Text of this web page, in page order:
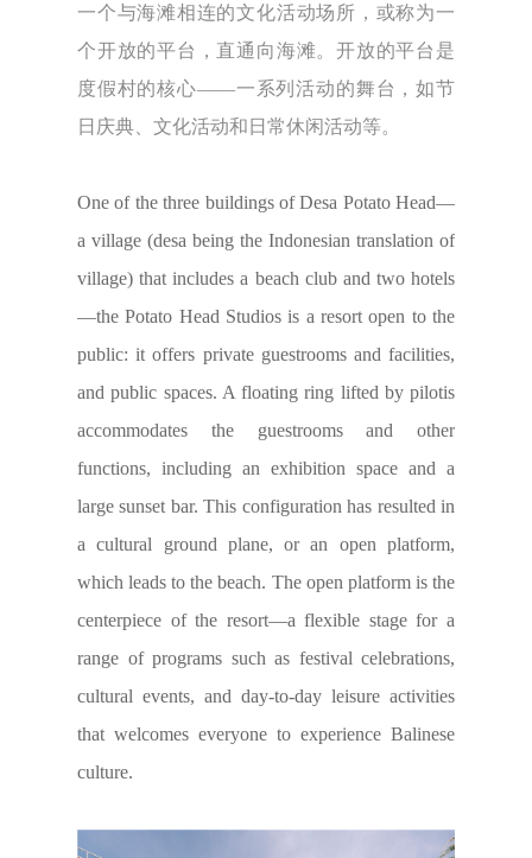
一个与海滩相连的文化活动场所，或称为一
个开放的平台，直通向海滩。开放的平台是
度假村的核心——一系列活动的舞台，如节
日庆典、文化活动和日常休闲活动等。
One of the three buildings of Desa Potato Head—
a village (desa being the Indonesian translation of
village) that includes a beach club and two hotels
—the Potato Head Studios is a resort open to the
public: it offers private guestrooms and facilities,
and public spaces. A floating ring lifted by pilotis
accommodates the guestrooms and other
functions, including an exhibition space and a
large sunset bar. This configuration has resulted in
a cultural ground plane, or an open platform,
which leads to the beach. The open platform is the
centerpiece of the resort—a flexible stage for a
range of programs such as festival celebrations,
cultural events, and day-to-day leisure activities
that welcomes everyone to experience Balinese
culture.